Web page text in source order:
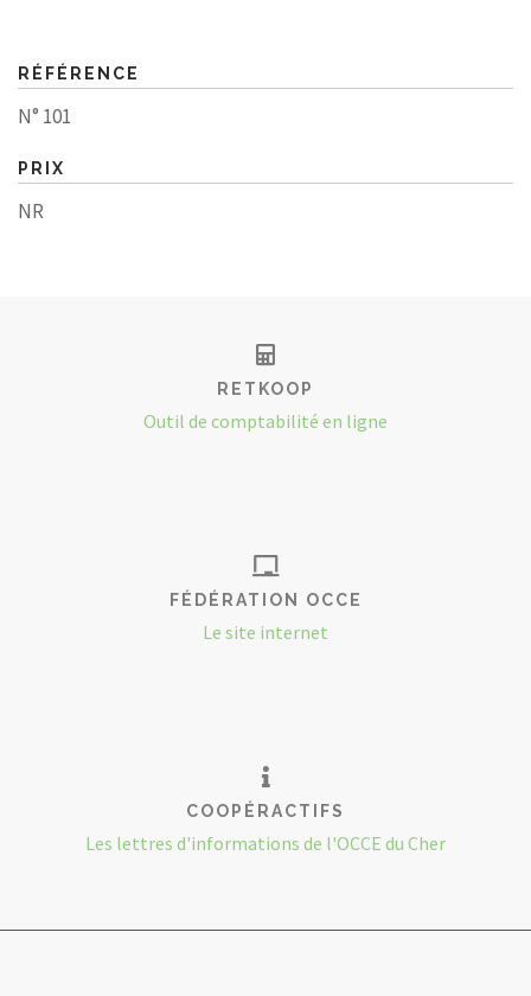
RÉFÉRENCE
N° 101
PRIX
NR
RETKOOP
Outil de comptabilité en ligne
FÉDÉRATION OCCE
Le site internet
COOPÉRACTIFS
Les lettres d'informations de l'OCCE du Cher